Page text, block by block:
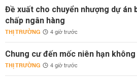
Đề xuất cho chuyển nhượng dự án
chấp ngân hàng
THỊ TRƯỜNG 4 giờ trước
Chung cư đến mốc niên hạn
THỊ TRƯỜNG 4 giờ trước